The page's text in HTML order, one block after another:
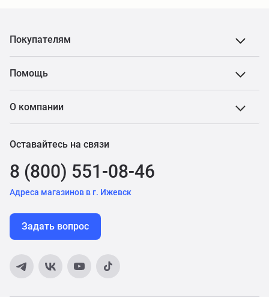
Покупателям
Помощь
О компании
Оставайтесь на связи
8 (800) 551-08-46
Адреса магазинов в г. Ижевск
Задать вопрос